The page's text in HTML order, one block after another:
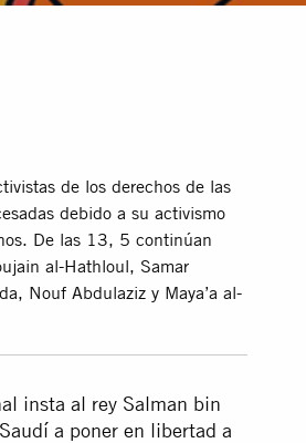
de los derechos de las
debido a su activismo
De las 13, 5 continúan
al-Hathloul, Samar
Nouf Abdulaziz y Maya’a al-
insta al rey Salman bin
a poner en libertad a